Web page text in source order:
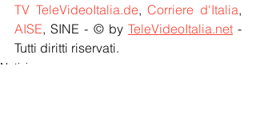
TV TeleVideoItalia.de, Corriere d'Italia
AISE, SINE - © by TeleVideoItalia.net -
Tutti diritti riservati.
Notizie